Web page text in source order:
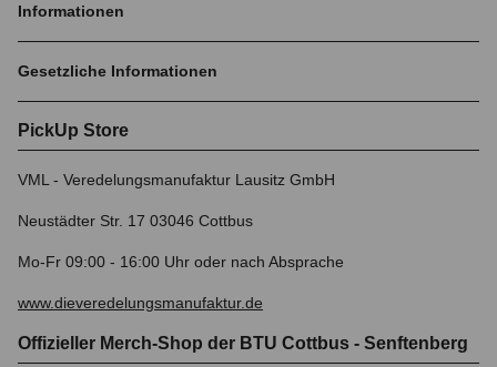
Informationen
Gesetzliche Informationen
PickUp Store
VML - Veredelungsmanufaktur Lausitz GmbH
Neustädter Str. 17 03046 Cottbus
Mo-Fr 09:00 - 16:00 Uhr oder nach Absprache
www.dieveredelungsmanufaktur.de
Offizieller Merch-Shop der BTU Cottbus - Senftenberg